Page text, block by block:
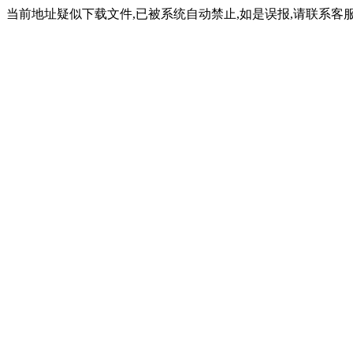
当前地址疑似下载文件,已被系统自动禁止,如是误报,请联系客